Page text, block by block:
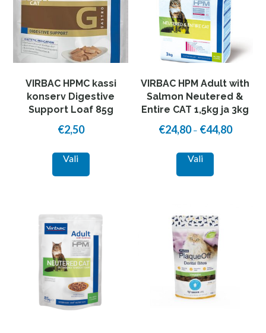
VIRBAC HPMC kassi
konserv Digestive
Support Loaf 85g
€2,50
Vali
variants.
The
options
may
be
chosen
VIRBAC HPM Adult with
Salmon Neutered &
Entire CAT 1,5kg ja 3kg
€24,80 – €44,80Price
Vali
variants.
The
options
be
chosen